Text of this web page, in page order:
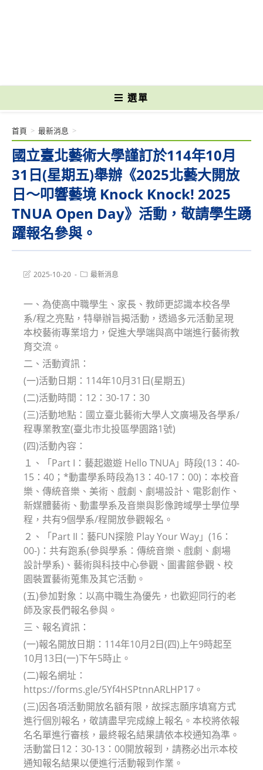
選單
國立臺北藝術大學謹訂於114年10月
31日(星期五)舉辦《2025北藝大開放
日～叩響藝境 Knock Knock! 2025
TNUA Open Day》活動，敬請學生踴
躍報名參與。
首頁 > 最新消息 >
Post2025-10-20
Post最新消息
一、為使高中職學生、家長、教師更認識本校各學
系/程之亮點，特舉辦旨揭活動，透過多元活動呈現
本校藝術專業培力，促進大學端與高中端進行藝術教
育交流。
二、活動資訊：
(一)活動日期：114年10月31日(星期五)
(二)活動時間：12：30-17：30
(三)活動地點：國立臺北藝術大學人文廣場及各學系/
程專業教室(臺北市北投區學園路1號)
(四)活動內容：
１、「Part I：藝起遨遊 Hello TNUA」時段(13：40-
15：40；*動畫學系時段為13：40-17：00)：本校音
樂、傳統音樂、美術、戲劇、劇場設計、電影創作、
新媒體藝術、動畫學系及音樂與影像跨域學士學位學
程，共有9個學系/程開放參觀報名。
２、「Part II：藝FUN探險 Play Your Way」(16：
00-)：共有跑系(參與學系：傳統音樂、戲劇、劇場
設計學系)、藝術與科技中心參觀、圖書館參觀、校
園裝置藝術蒐集及其它活動。
(五)參加對象：以高中職生為優先，也歡迎同行的老
師及家長們報名參與。
三、報名資訊：
(一)報名開放日期：114年10月2日(四)上午9時起至
10月13日(一)下午5時止。
(二)報名網址：
https://forms.gle/5Yf4HSPtnnARLHP17。
(三)因各項活動開放名額有限，故採志願序填寫方式
進行個別報名，敬請盡早完成線上報名。本校將依報
名名單進行審核，最終報名結果請依本校通知為準。
活動當日12：30-13：00開放報到，請務必出示本校
通知報名結果以便進行活動報到作業。